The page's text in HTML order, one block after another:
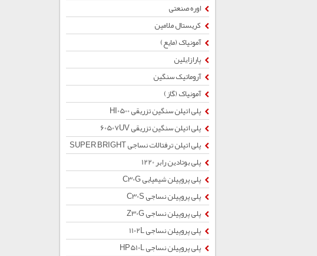
اوره صنعتی
کریستال ملامین
آمونیاک (مایع)
پارازایلین
آروماتیک سنگین
آمونیاک (گاز)
پلی اتیلن سنگین تزریقی HI0500
پلی اتیلن سنگین تزریقی 60507UV
پلی اتیلن ترفتالات نساجی SUPER BRIGHT
پلی بوتادین رابر 1220
پلی پروپیلن شیمیایی C30G
پلی پروپیلن نساجی C30S
پلی پروپیلن نساجی Z30G
پلی پروپیلن نساجی 1102L
پلی پروپیلن نساجی HP510L